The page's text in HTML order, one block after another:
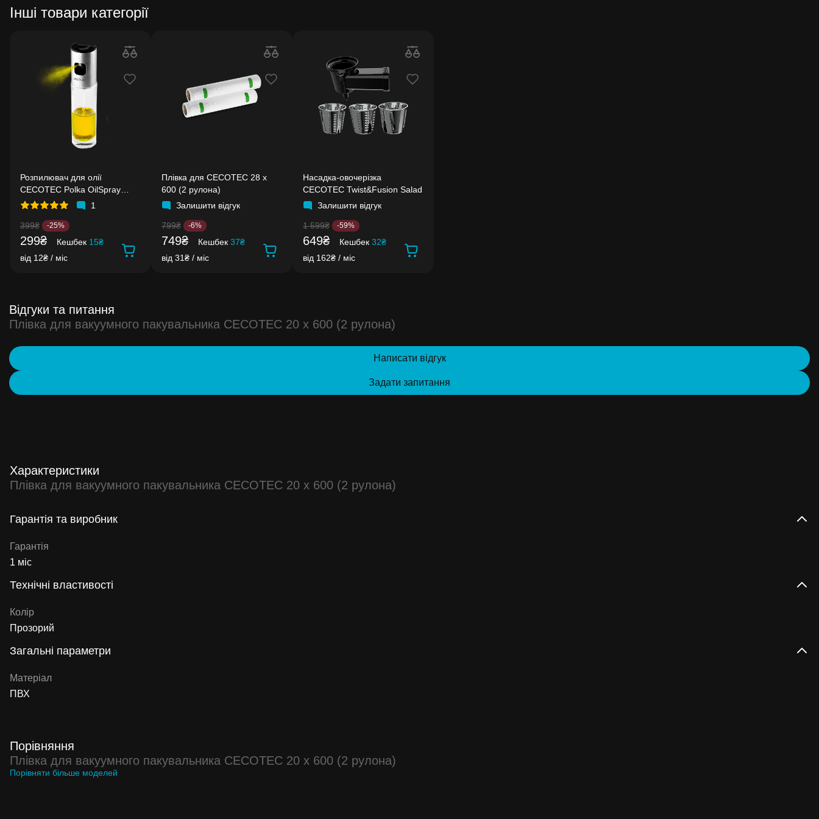
Інші товари категорії
Розпилювач для олії
CECOTEC Polka OilSpray
1000 CecoFry
1
399₴ -25%
299₴ Кешбек 15₴
від 12₴ / міс
Плівка для CECOTEC 28 x
600 (2 рулона)
Залишити відгук
799₴ -6%
749₴ Кешбек 37₴
від 31₴ / міс
Насадка-овочерізка
CECOTEC Twist&Fusion Salad
Залишити відгук
1 599₴ -59%
649₴ Кешбек 32₴
від 162₴ / міс
Відгуки та питання
Плівка для вакуумного пакувальника CECOTEC 20 x 600 (2 рулона)
Написати відгук
Задати запитання
Характеристики
Плівка для вакуумного пакувальника CECOTEC 20 x 600 (2 рулона)
Гарантія та виробник
Гарантія
1 міс
Технічні властивості
Колір
Прозорий
Загальні параметри
Матеріал
ПВХ
Порівняння
Плівка для вакуумного пакувальника CECOTEC 20 x 600 (2 рулона)
Порівняти більше моделей